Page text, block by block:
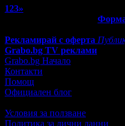
123»
Рекламирай с оферта
Grabo.bg TV реклами
Grabo.bg Начало
Контакти
Помощ
Официален блог
Условия за ползване
Политика за лични данни